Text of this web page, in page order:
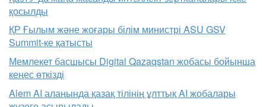
қосылды
ҚР Ғылым және жоғары білім министрі ASU GSV
Summit-ке қатысты
Мемлекет басшысы Digital Qazaqstan жобасы бойынша
кеңес өткізді
Alem AI алаңында қазақ тілінің ұлттық AI жобалары